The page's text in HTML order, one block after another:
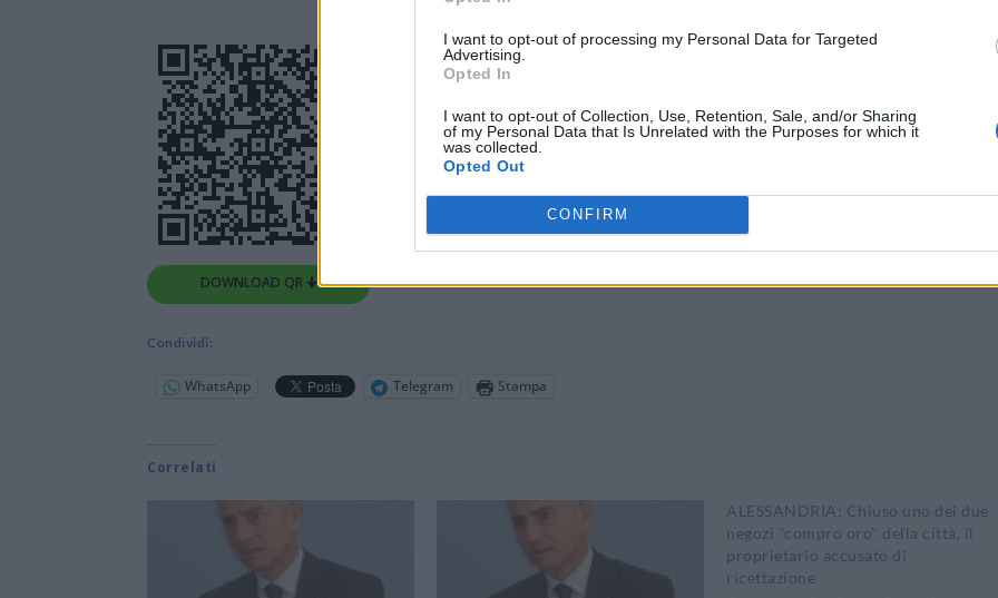
I want to opt-out of processing my Personal Data for Targeted
Advertising.
Opted In
I want to opt-out of Collection, Use, Retention, Sale, and/or Sharing
of my Personal Data that Is Unrelated with the Purposes for which it
was collected.
Opted Out
CONFIRM
DOWNLOAD QR 🠋
Condividi:
WhatsApp Telegram Stampa
Correlati
ALESSANDRIA: Chiuso uno dei due
negozi "compro oro" della città, il
proprietario accusato di
ricettazione